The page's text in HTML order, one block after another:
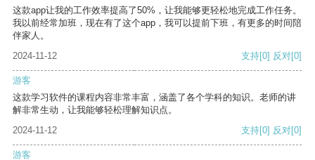
这款app让我的工作效率提高了50%，让我能够更轻松地完成工作任务。
我以前经常加班，现在有了这个app，我可以提前下班，有更多的时间陪
伴家人。
2024-11-12
支持[0] 反对[0]
游客
这款学习软件的课程内容非常丰富，涵盖了各个学科的知识。老师的讲
解非常生动，让我能够轻松理解知识点。
2024-11-12
支持[0] 反对[0]
游客